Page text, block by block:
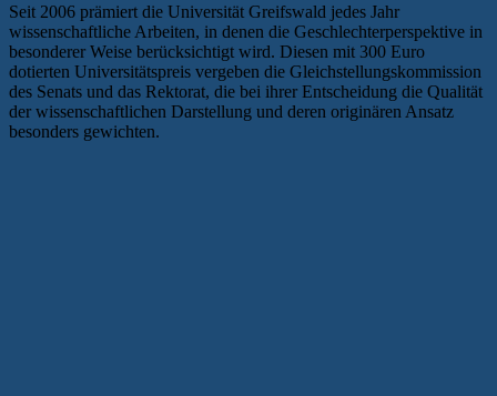
Seit 2006 prämiert die Universität Greifswald jedes Jahr
wissenschaftliche Arbeiten, in denen die Geschlechterperspektive in
besonderer Weise berücksichtigt wird. Diesen mit 300 Euro
dotierten Universitätspreis vergeben die Gleichstellungskommission
des Senats und das Rektorat, die bei ihrer Entscheidung die Qualität
der wissenschaftlichen Darstellung und deren originären Ansatz
besonders gewichten.